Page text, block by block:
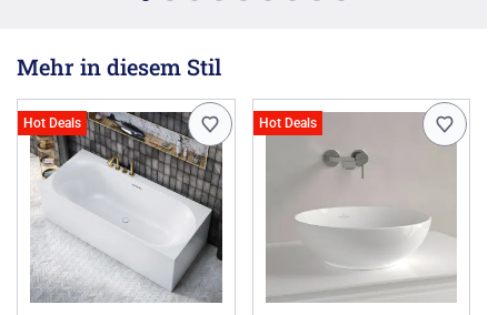
Mehr in diesem Stil
Hot Deals Hot Deals